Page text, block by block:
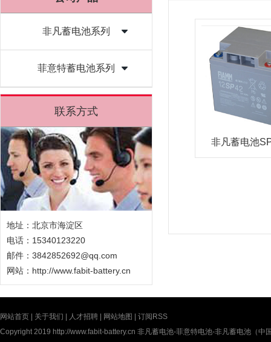
非凡蓄电池系列
菲意特蓄电池系列
联系方式
地址：北京市海淀区
电话：15340123220
邮件：3842852692@qq.com
网站： http://www.fabit-battery.cn
非凡蓄电池
网站首页 关于我们 人才招聘 网站地图
订阅RSS
Copyright 2019 http://www.fabit-battery.cn 非凡蓄电池-菲意特电池-非凡蓄电池（中